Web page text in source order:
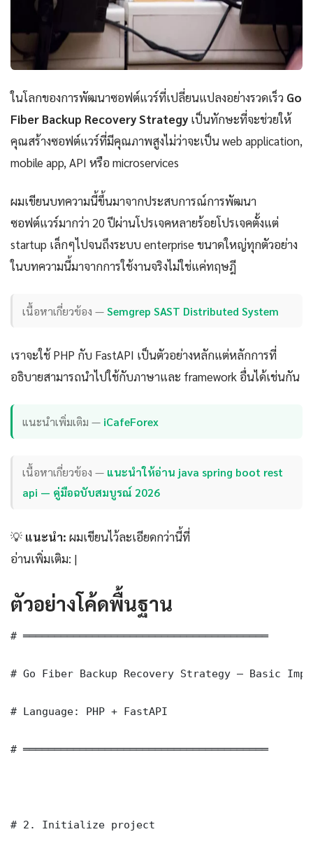
ในโลกของการพัฒนาซอฟต์แวร์ที่เปลี่ยนแปลงอย่างรวดเร็ว Go
Fiber Backup Recovery Strategy เป็นทักษะที่จะช่วยให้
คุณสร้างซอฟต์แวร์ที่มีคุณภาพสูงไม่ว่าจะเป็น web application,
mobile app, API หรือ microservices
ผมเขียนบทความนี้ขึ้นมาจากประสบการณ์การพัฒนา
ซอฟต์แวร์มากว่า 20 ปีผ่านโปรเจคหลายร้อยโปรเจคตั้งแต่
startup เล็กๆไปจนถึงระบบ enterprise ขนาดใหญ่ทุกตัวอย่าง
ในบทความนี้มาจากการใช้งานจริงไม่ใช่แค่ทฤษฎี
เนื้อหาเกี่ยวข้อง —Semgrep SAST Distributed System
เราจะใช้ PHP กับ FastAPI เป็นตัวอย่างหลักแต่หลักการที่
อธิบายสามารถนำไปใช้กับภาษาและ framework อื่นได้เช่นกัน
แนะนำเพิ่มเติม — iCafeForex
เนื้อหาเกี่ยวข้อง — แนะนำให้อ่าน java spring boot rest
api — คู่มือฉบับสมบูรณ์ 2026
💡 แนะนำ: ผมเขียนไว้ละเอียดกว่านี้ที่
อ่านเพิ่มเติม: |
ตัวอย่างโค้ดพื้นฐาน
# ═══════════════════════════════════════
# Go Fiber Backup Recovery Strategy — Basic
# Language: PHP + FastAPI
# ═══════════════════════════════════════
# 2. Initialize project